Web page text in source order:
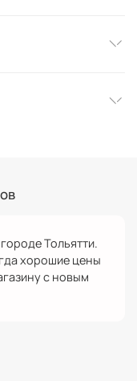
Тольятти.
хорошие цены
с новым